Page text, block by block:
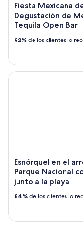
Fiesta Mexicana
Degustación de
Tequila Open Bar
92% de los clientes lo
Esnórquel en el
Parque Nacional
junto a la playa
84% de los clientes lo
Esnórquel en el